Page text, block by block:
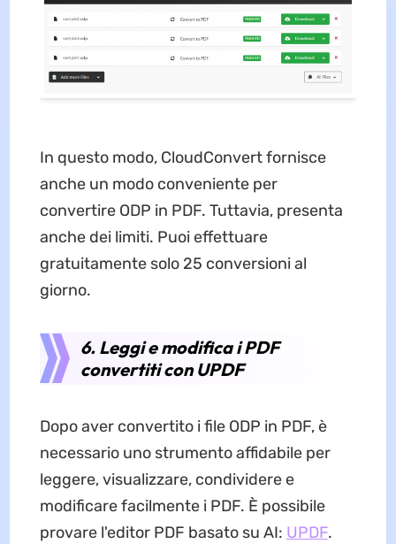
In questo modo, CloudConvert fornisce
anche un modo conveniente per
convertire ODP in PDF. Tuttavia, presenta
anche dei limiti. Puoi effettuare
gratuitamente solo 25 conversioni al
giorno.
6. Leggi e modifica i PDF
convertiti con UPDF
Dopo aver convertito i file ODP in PDF, è
necessario uno strumento affidabile per
leggere, visualizzare, condividere e
modificare facilmente i PDF. È possibile
provare l'editor PDF basato su AI: UPDF.